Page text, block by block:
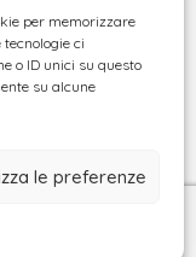
per memorizzare
ci
o ID unici su questo
su alcune
le preferenze